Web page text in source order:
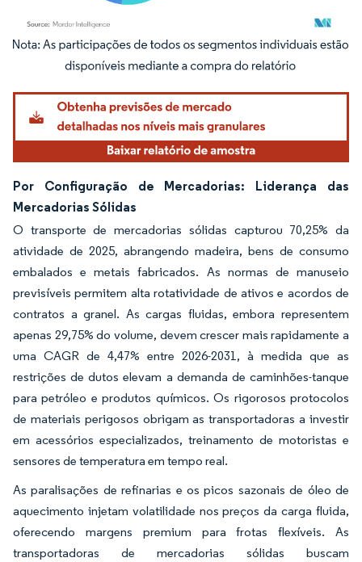
Imagem © Mordor Intelligence. O reuso requer atribuição conforme CC BY 4.0.
Por Configuração de Mercadorias: Liderança das
Mercadorias Sólidas
O transporte de mercadorias sólidas capturou 70,25% da
atividade de 2025, abrangendo madeira, bens de consumo
embalados e metais fabricados. As normas de manuseio
previsíveis permitem alta rotatividade de ativos e acordos de
contratos a granel. As cargas fluidas, embora representem
apenas 29,75% do volume, devem crescer mais rapidamente a
uma CAGR de 4,47% entre 2026-2031, à medida que as
restrições de dutos elevam a demanda de caminhões-tanque
para petróleo e produtos químicos. Os rigorosos protocolos
de materiais perigosos obrigam as transportadoras a investir
em acessórios especializados, treinamento de motoristas e
sensores de temperatura em tempo real.
As paralisações de refinarias e os picos sazonais de óleo de
aquecimento injetam volatilidade nos preços da carga fluida,
oferecendo margens premium para frotas flexíveis. As
transportadoras de mercadorias sólidas buscam